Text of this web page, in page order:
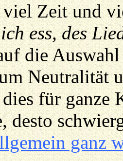
viel Zeit und
ess, des
die
Neutralität
für ganze
desto
ganz